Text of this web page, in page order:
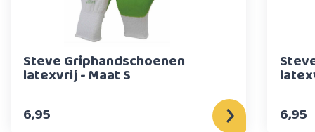
Steve Griphandschoenen
latexvrij - Maat S
6,95
6,95